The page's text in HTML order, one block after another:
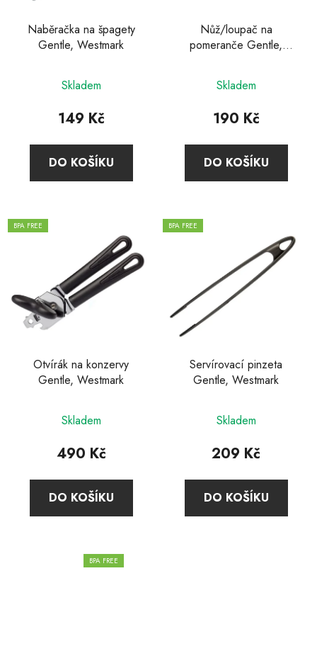
Naběračka na špagety
Gentle, Westmark
Skladem
149 Kč
DO KOŠÍKU
Nůž/loupač na
pomeranče Gentle,
Skladem
190 Kč
DO KOŠÍKU
BPA FREE
Otvírák na konzervy
Gentle, Westmark
Skladem
490 Kč
DO KOŠÍKU
BPA FREE
Servírovací pinzeta
Gentle, Westmark
Skladem
209 Kč
DO KOŠÍKU
BPA FREE